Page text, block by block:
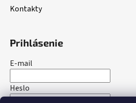
Kontakty
Prihlásenie
E-mail
Heslo